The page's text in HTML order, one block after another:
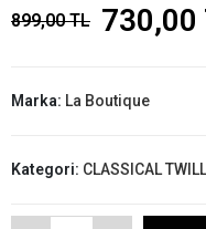
899,00 TL 730,00
Marka: La Boutique
Kategori: CLASSICAL